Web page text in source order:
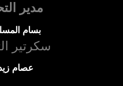
مدير
بسام
سكرتير
عصام